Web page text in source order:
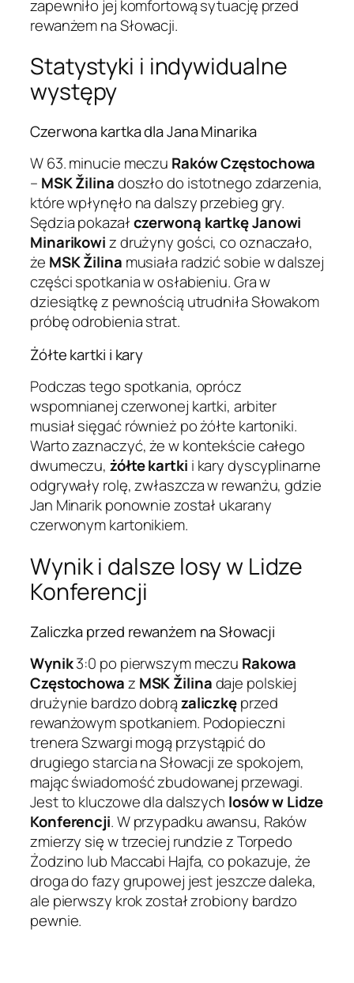
zapewniło jej komfortową sytuację przed
rewanżem na Słowacji.
Statystyki i indywidualne
występy
Czerwona kartka dla Jana Minarika
W 63. minucie meczu Raków Częstochowa
– MSK Žilinadoszło do istotnego zdarzenia,
które wpłynęło na dalszy przebieg gry.
Sędzia pokazałczerwoną kartkę Janowi
Minarikowiz drużyny gości, co oznaczało,
że MSK Žilina musiała radzić sobie w dalszej
części spotkania w osłabieniu. Gra w
dziesiątkę z pewnością utrudniła Słowakom
próbę odrobienia strat.
Żółte kartki i kary
Podczas tego spotkania, oprócz
wspomnianej czerwonej kartki, arbiter
musiał sięgać również po żółte kartoniki.
Warto zaznaczyć, że w kontekście całego
dwumeczu,żółte kartki i kary dyscyplinarne
odgrywały rolę, zwłaszcza w rewanżu, gdzie
Jan Minarik ponownie został ukarany
czerwonym kartonikiem.
Wynik i dalsze losy w Lidze
Konferencji
Zaliczka przed rewanżem na Słowacji
Wynik3:0 po pierwszym meczu Rakowa
Częstochowaz MSK Žilinadaje polskiej
drużynie bardzo dobrązaliczkęprzed
rewanżowym spotkaniem. Podopieczni
trenera Szwargi mogą przystąpić do
drugiego starcia na Słowacji ze spokojem,
mając świadomość zbudowanej przewagi.
Jest to kluczowe dla dalszych losów w Lidze
Konferencji. W przypadku awansu, Raków
zmierzy się w trzeciej rundzie z Torpedo
Żodzino lub Maccabi Hajfa, co pokazuje, że
droga do fazy grupowej jest jeszcze daleka,
ale pierwszy krok został zrobiony bardzo
pewnie.